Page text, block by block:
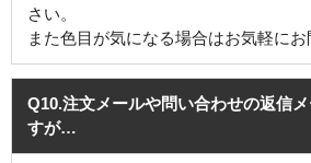
さい。
また色目が気になる場合はお気軽にお
Q10.注文メールや問い合わせの返信
すが…